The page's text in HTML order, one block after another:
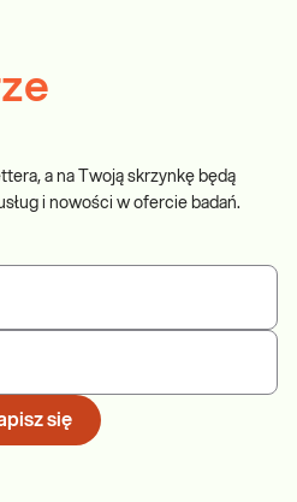
a na Twoją skrzynkę będą
i nowości w ofercie badań.
się